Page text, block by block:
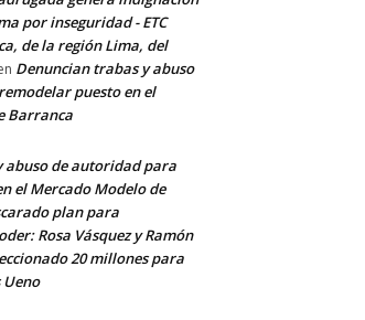
por inseguridad - ETC
de la región Lima, del
Denuncian trabas y abuso
puesto en el
Barranca
abuso de autoridad para
el Mercado Modelo de
plan para
Rosa Vásquez y Ramón
20 millones para
Ueno